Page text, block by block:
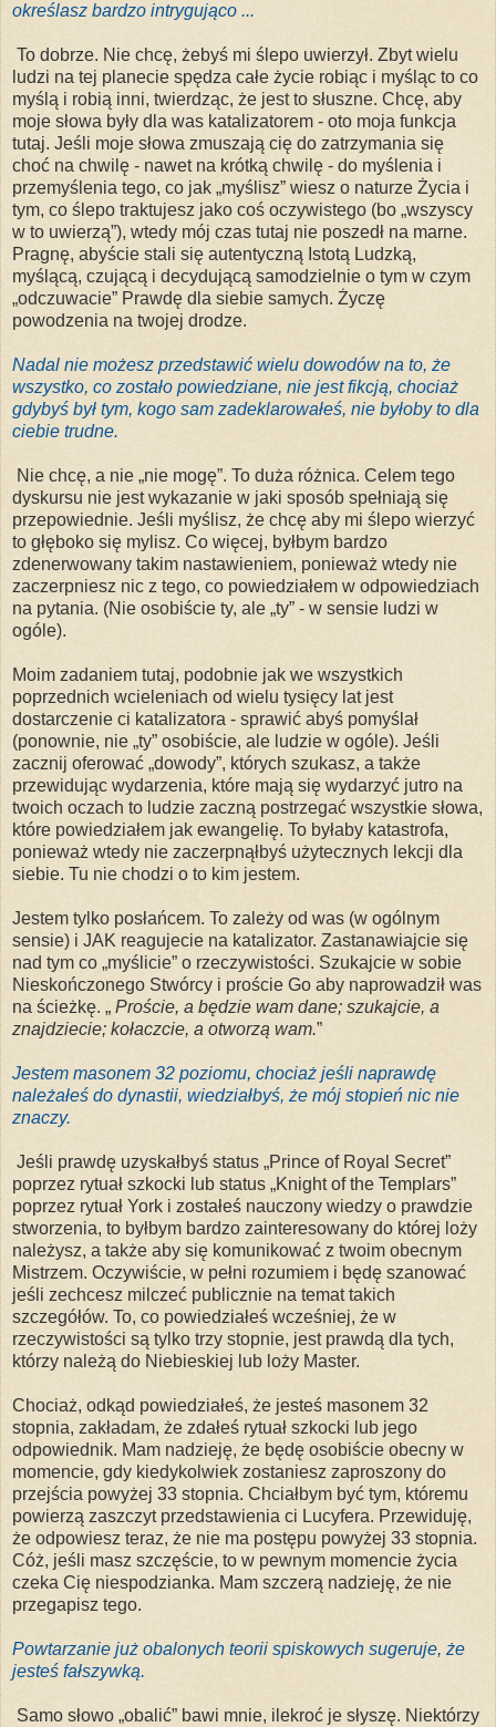
określasz bardzo intrygująco ...
To dobrze. Nie chcę, żebyś mi ślepo uwierzył. Zbyt wielu
ludzi na tej planecie spędza całe życie robiąc i myśląc to co
myślą i robią inni, twierdząc, że jest to słuszne. Chcę, aby
moje słowa były dla was katalizatorem - oto moja funkcja
tutaj. Jeśli moje słowa zmuszają cię do zatrzymania się
choć na chwilę - nawet na krótką chwilę - do myślenia i
przemyślenia tego, co jak „myślisz” wiesz o naturze Życia i
tym, co ślepo traktujesz jako coś oczywistego (bo „wszyscy
w to uwierzą”), wtedy mój czas tutaj nie poszedł na marne.
Pragnę, abyście stali się autentyczną Istotą Ludzką,
myślącą, czującą i decydującą samodzielnie o tym w czym
„odczuwacie” Prawdę dla siebie samych. Życzę
powodzenia na twojej drodze.
Nadal nie możesz przedstawić wielu dowodów na to, że
wszystko, co zostało powiedziane, nie jest fikcją, chociaż
gdybyś był tym, kogo sam zadeklarowałeś, nie byłoby to dla
ciebie trudne.
Nie chcę, a nie „nie mogę”. To duża różnica. Celem tego
dyskursu nie jest wykazanie w jaki sposób spełniają się
przepowiednie. Jeśli myślisz, że chcę aby mi ślepo wierzyć
to głęboko się mylisz. Co więcej, byłbym bardzo
zdenerwowany takim nastawieniem, ponieważ wtedy nie
zaczerpniesz nic z tego, co powiedziałem w odpowiedziach
na pytania. (Nie osobiście ty, ale „ty” - w sensie ludzi w
ogóle).
Moim zadaniem tutaj, podobnie jak we wszystkich
poprzednich wcieleniach od wielu tysięcy lat jest
dostarczenie ci katalizatora - sprawić abyś pomyślał
(ponownie, nie „ty” osobiście, ale ludzie w ogóle). Jeśli
zacznij oferować „dowody”, których szukasz, a także
przewidując wydarzenia, które mają się wydarzyć jutro na
twoich oczach to ludzie zaczną postrzegać wszystkie słowa,
które powiedziałem jak ewangelię. To byłaby katastrofa,
ponieważ wtedy nie zaczerpnąłbyś użytecznych lekcji dla
siebie. Tu nie chodzi o to kim jestem.
Jestem tylko posłańcem. To zależy od was (w ogólnym
sensie) i JAK reagujecie na katalizator. Zastanawiajcie się
nad tym co „myślicie” o rzeczywistości. Szukajcie w sobie
Nieskończonego Stwórcy i proście Go aby naprowadził was
na ścieżkę. „ Proście, a będzie wam dane; szukajcie, a
znajdziecie; kołaczcie, a otworzą wam.”
Jestem masonem 32 poziomu, chociaż jeśli naprawdę
należałeś do dynastii, wiedziałbyś, że mój stopień nic nie
znaczy.
Jeśli prawdę uzyskałbyś status „Prince of Royal Secret”
poprzez rytuał szkocki lub status „Knight of the Templars”
poprzez rytuał York i zostałeś nauczony wiedzy o prawdzie
stworzenia, to byłbym bardzo zainteresowany do której loży
należysz, a także aby się komunikować z twoim obecnym
Mistrzem. Oczywiście, w pełni rozumiem i będę szanować
jeśli zechcesz milczeć publicznie na temat takich
szczegółów. To, co powiedziałeś wcześniej, że w
rzeczywistości są tylko trzy stopnie, jest prawdą dla tych,
którzy należą do Niebieskiej lub loży Master.
Chociaż, odkąd powiedziałeś, że jesteś masonem 32
stopnia, zakładam, że zdałeś rytuał szkocki lub jego
odpowiednik. Mam nadzieję, że będę osobiście obecny w
momencie, gdy kiedykolwiek zostaniesz zaproszony do
przejścia powyżej 33 stopnia. Chciałbym być tym, któremu
powierzą zaszczyt przedstawienia ci Lucyfera. Przewiduję,
że odpowiesz teraz, że nie ma postępu powyżej 33 stopnia.
Cóż, jeśli masz szczęście, to w pewnym momencie życia
czeka Cię niespodzianka. Mam szczerą nadzieję, że nie
przegapisz tego.
Powtarzanie już obalonych teorii spiskowych sugeruje, że
jesteś fałszywką.
Samo słowo „obalić” bawi mnie, ilekroć je słyszę. Niektórzy